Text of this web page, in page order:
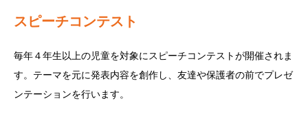
スピーチコンテスト
毎年４年生以上の児童を対象にスピーチコンテストが開催されま
す。テーマを元に発表内容を創作し、友達や保護者の前でプレゼ
ンテーションを行います。